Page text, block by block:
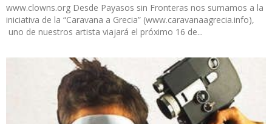
www.clowns.org Desde Payasos sin Fronteras nos sumamos a la
iniciativa de la “Caravana a Grecia” (www.caravanaagrecia.info),
uno de nuestros artista viajará el próximo 16 de...